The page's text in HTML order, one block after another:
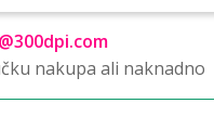
nakupa ali naknadno